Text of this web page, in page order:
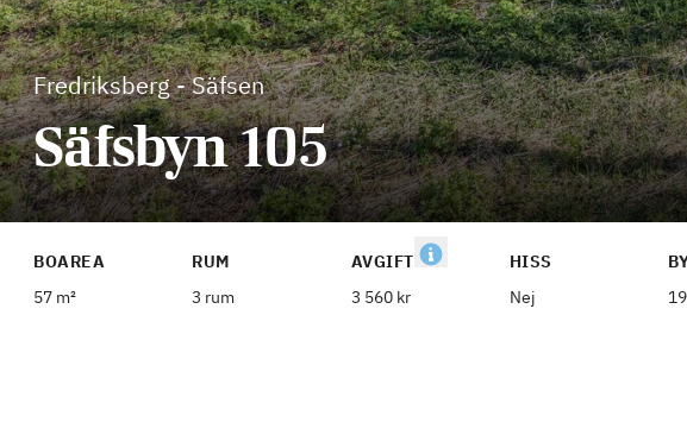
Fredriksberg-Säfsen
Säfsbyn 105
BOAREA
57 m²
RUM
3 rum
AVGIFT
3 560 kr
HISS
Nej